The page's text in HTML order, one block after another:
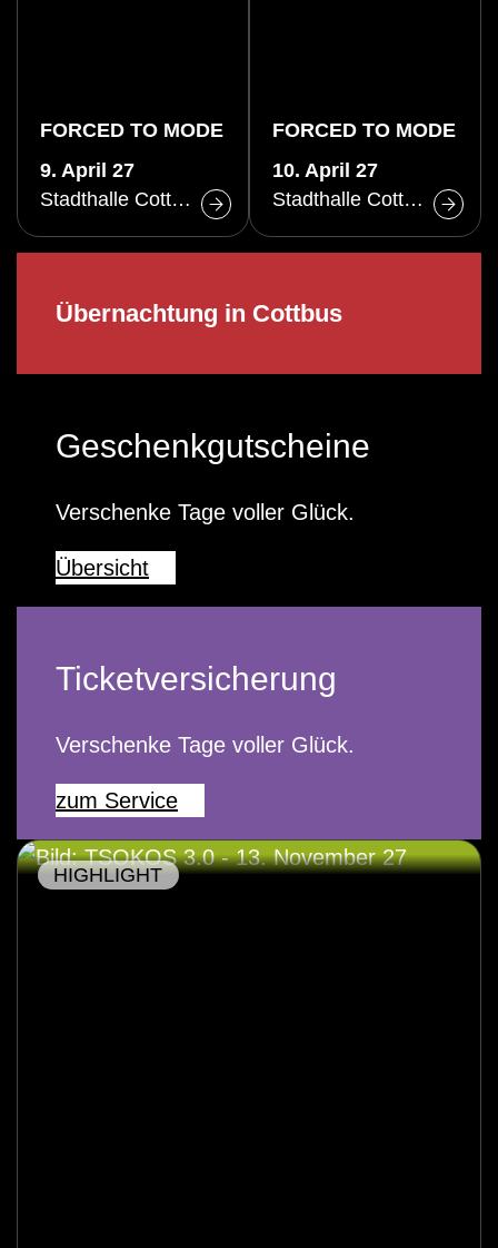
FORCED TO MODE
9. April 27
Stadthalle Cottbus
FORCED TO MODE
10. April 27
Stadthalle Cottbus
Übernachtung in Cottbus
Geschenkgutscheine
Verschenke Tage voller Glück.
Übersicht
Ticketversicherung
Verschenke Tage voller Glück.
zum Service
HIGHLIGHT